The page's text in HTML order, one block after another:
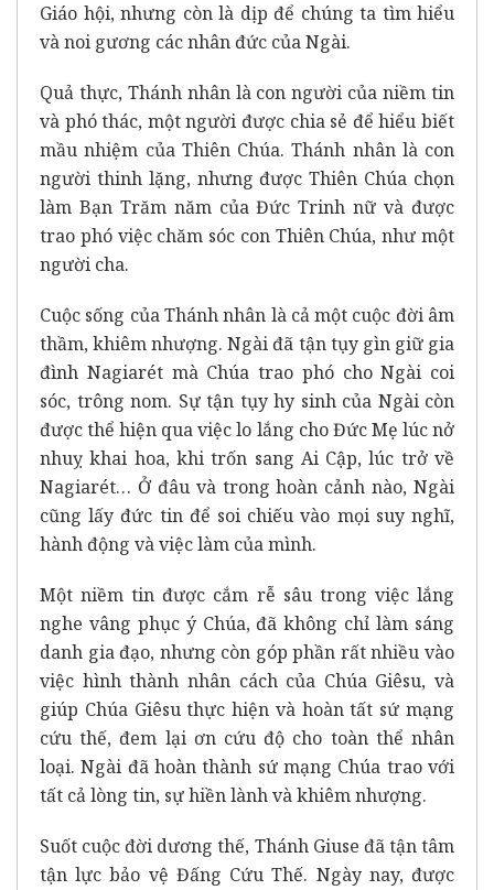
Giáo hội, nhưng còn là dịp để chúng ta tìm hiểu
và noi gương các nhân đức của Ngài.
Quả thực, Thánh nhân là con người của niềm tin
và phó thác, một người được chia sẻ để hiểu biết
mầu nhiệm của Thiên Chúa. Thánh nhân là con
người thinh lặng, nhưng được Thiên Chúa chọn
làm Bạn Trăm năm của Đức Trinh nữ và được
trao phó việc chăm sóc con Thiên Chúa, như một
người cha.
Cuộc sống của Thánh nhân là cả một cuộc đời âm
thầm, khiêm nhượng. Ngài đã tận tụy gìn giữ gia
đình Nagiarét mà Chúa trao phó cho Ngài coi
sóc, trông nom. Sự tận tụy hy sinh của Ngài còn
được thể hiện qua việc lo lắng cho Đức Mẹ lúc nở
nhuỵ khai hoa, khi trốn sang Ai Cập, lúc trở về
Nagiarét… Ở đâu và trong hoàn cảnh nào, Ngài
cũng lấy đức tin để soi chiếu vào mọi suy nghĩ,
hành động và việc làm của mình.
Một niềm tin được cắm rễ sâu trong việc lắng
nghe vâng phục ý Chúa, đã không chỉ làm sáng
danh gia đạo, nhưng còn góp phần rất nhiều vào
việc hình thành nhân cách của Chúa Giêsu, và
giúp Chúa Giêsu thực hiện và hoàn tất sứ mạng
cứu thế, đem lại ơn cứu độ cho toàn thể nhân
loại. Ngài đã hoàn thành sứ mạng Chúa trao với
tất cả lòng tin, sự hiền lành và khiêm nhượng.
Suốt cuộc đời dương thế, Thánh Giuse đã tận tâm
tận lực bảo vệ Đấng Cứu Thế. Ngày nay, được